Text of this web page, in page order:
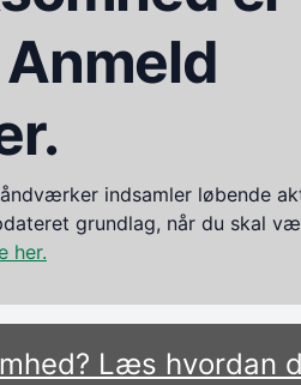
indsamler løbende
grundlag, når du skal
her.
Læs hvordan